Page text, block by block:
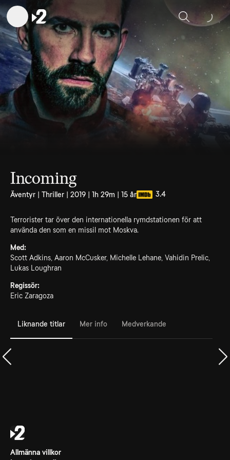
Sök
Incoming
Äventyr | Thriller | 2019 | 1h 29m | 15 år 3.4
Terrorister tar över den internationella rymdstationen för att
använda den som en missil mot Moskva.
Med:
Scott Adkins, Aaron McCusker, Michelle Lehane, Vahidin Prelic,
Lukas Loughran
Regissör:
Eric Zaragoza
Liknande titlar Mer info Medverkande
Allmänna villkor